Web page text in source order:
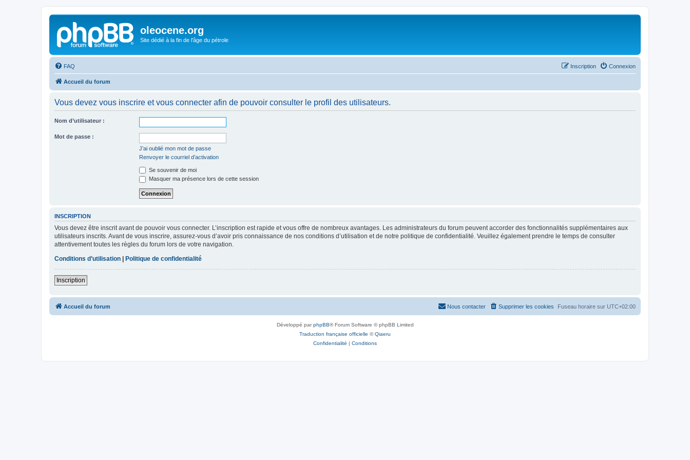
oleocene.org
Site dédié à la fin de l'âge du pétrole
FAQ Connexion
Inscription
Accueil du forum
Vous devez vous inscrire et vous connecter afin de pouvoir consulter le profil des utilisateurs.
Nom d’utilisateur :
Mot de passe :
J’ai oublié mon mot de passe
Renvoyer le courriel d’activation
Se souvenir de moi
Masquer ma présence lors de cette session
INSCRIPTION
Vous devez être inscrit avant de pouvoir vous connecter. L’inscription est rapide et vous offre de nombreux avantages. Les administrateurs du forum peuvent accorder des fonctionnalités supplémentaires aux
utilisateurs inscrits. Avant de vous inscrire, assurez-vous d’avoir pris connaissance de nos conditions d’utilisation et de notre politique de confidentialité. Veuillez également prendre le temps de consulter
attentivement toutes les règles du forum lors de votre navigation.
Conditions d’utilisation
Politique de confidentialité
Inscription
Accueil du forum Fuseau horaire sur UTC+02:00
Supprimer les cookies
Nous contacter
Développé parphpBB® Forum Software © phpBB Limited
Traduction française officielle ©Qiaeru
Confidentialité | Conditions